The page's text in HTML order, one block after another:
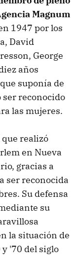
Magnum
1947 por los
David
George
años
suponía de
ser reconocido
las mujeres.
que realizó
en Nueva
gracias a
ser reconocida
Su defensa
su
la situación de
'70 del siglo